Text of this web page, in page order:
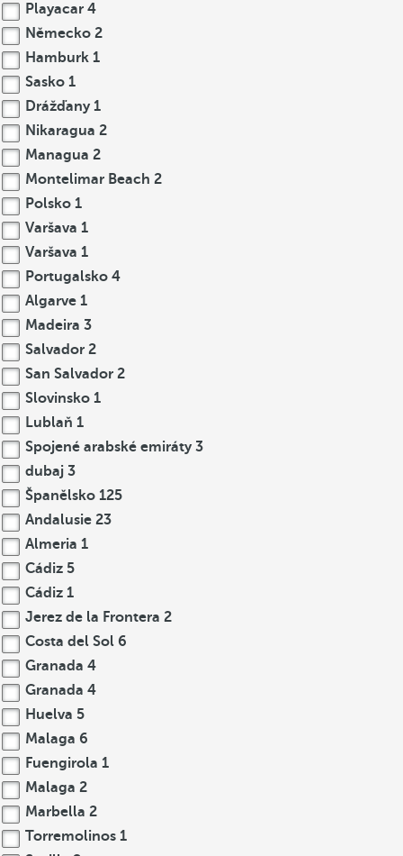
Playacar 4
Německo 2
Hamburk 1
Sasko 1
Drážďany 1
Nikaragua 2
Managua 2
Montelimar Beach 2
Polsko 1
Varšava 1
Varšava 1
Portugalsko 4
Algarve 1
Madeira 3
Salvador 2
San Salvador 2
Slovinsko 1
Lublaň 1
Spojené arabské emiráty 3
dubaj 3
Španělsko 125
Andalusie 23
Almeria 1
Cádiz 5
Cádiz 1
Jerez de la Frontera 2
Costa del Sol 6
Granada 4
Granada 4
Huelva 5
Malaga 6
Fuengirola 1
Malaga 2
Marbella 2
Torremolinos 1